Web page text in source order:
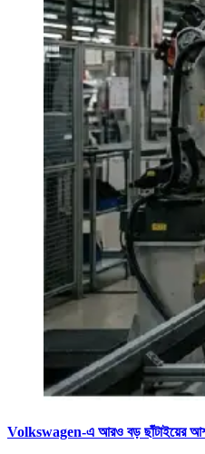
Volkswagen-এ আরও বড় ছাঁটাইয়ের